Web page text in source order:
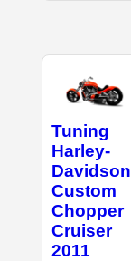
Tuning
Harley-
Davidson
Custom
Chopper
Cruiser
2011